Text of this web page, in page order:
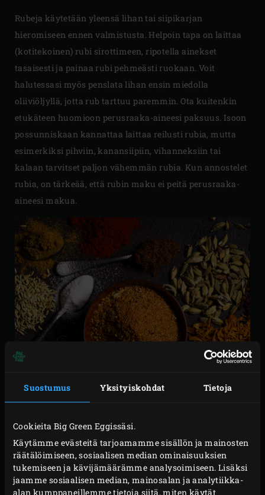
Suostumus Yksityiskohdat Tietoja
Cookieita Big Green Eggissäsi.
Käytämme evästeitä tarjoamamme sisällön ja mainosten
räätälöimiseen, sosiaalisen median ominaisuuksien
tukemiseen ja kävijämäärämme analysoimiseen. Lisäksi
jaamme sosiaalisen median, mainosalan ja analytiikka-
alan kumppaneillemme tietoja siitä, miten käytät
Rubeja käytetään yleensä lihan tai siipikarjan
hieromiseen ennen valmistusta. Helpoin tapa on laittaa
(kotitekoinen) rubi sirottimeen, ripotella ainekset
tasaisesti ja painaa rubi pehmeästi ruokaan. Voit
halutessasi myös penslata lihan ensin miedolla
oliiviöljyllä, jotta rub tarttuu paremmin. Ota kuitenkin
etukäteen huomioon perusraaka-aineesi paksuus. Isoon
possunniskaan kannattaa laittaa reilusti rubia, mutta
esimerkiksi pihviin, kanansiipiin, vihanneksiin tai
kalaan tarvitset paljon vähemmän rubia. Kun annostelet
rubia, on tärkeää, että rubin maku ei peitä perusraaka-
aineesi makua.
KULLAKIN
MAUSTEELLA ON OMA